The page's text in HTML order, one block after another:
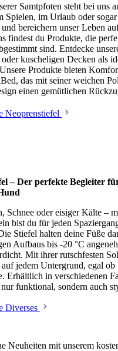
Samtpfoten steht bei uns
Spielen, im Urlaub oder
bereichern unser Leben
findest du Produkte, die
sind. Entdecke
kuscheligen Decken als
Produkte bieten
das mit seiner weichen
einen gemütlichen
Neoprenstiefel
– Der perfekte Begleiter
Schnee oder eisiger Kälte –
bist du für jeden
Stiefel halten deine Füße
Aufbaus bis -20 °C
Mit ihrer rutschfesten
jedem Untergrund, egal ob
Erhältlich in verschiedenen
funktional, sondern auch
Diverses
Neuheiten mit unserem